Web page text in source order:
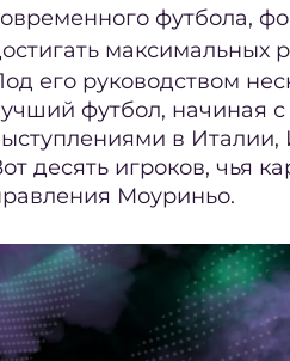
футбола,
максимальных
его руководством
футбол, начиная
в Италии,
десять игроков, чья
Моуриньо.